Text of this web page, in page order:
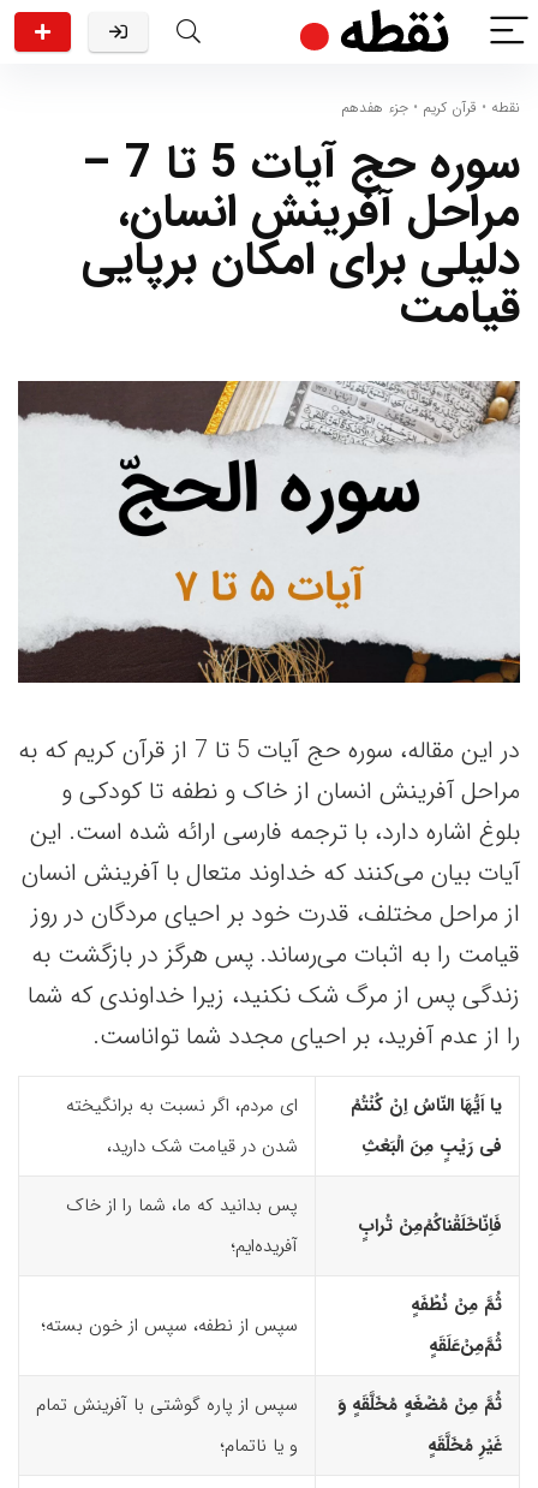
نقطه • قرآن کریم • جزء هفدهم
سوره حج آیات 5 تا 7 –
مراحل آفرینش انسان،
دلیلی برای امکان برپایی
قیامت
در این مقاله، سوره حج آیات 5 تا 7 از قرآن کریم که به
مراحل آفرینش انسان از خاک و نطفه تا کودکی و
بلوغ اشاره دارد، با ترجمه فارسی ارائه شده است. این
آیات بیان می‌کنند که خداوند متعال با آفرینش انسان
از مراحل مختلف، قدرت خود بر احیای مردگان در روز
قیامت را به اثبات می‌رساند. پس هرگز در بازگشت به
زندگی پس از مرگ شک نکنید، زیرا خداوندی که شما
را از عدم آفرید، بر احیای مجدد شما تواناست.
یا اَیُّهَا النّاسُ اِنْ کُنْتُمْ
فى رَیْبٍ مِنَ الْبَعْثِ
ای مردم، اگر نسبت به برانگیخته
شدن در قیامت شک دارید،
فَاِنّاخَلَقْناکُمْ‌مِنْ تُرابٍ
پس بدانید که ما، شما را از خاک
آفریده‌ایم؛
ثُمَّ مِنْ نُطْفَهٍ
ثُمَّ‌مِنْ‌عَلَقَهٍ
سپس از نطفه‌، سپس از خون بسته‌؛
ثُمَّ مِنْ مُضْغَهٍ مُخَلَّقَهٍ وَ
غَیْرِ مُخَلَّقَهٍ
سپس از پاره گوشتی با آفرینش تمام
و یا ‌ناتمام؛